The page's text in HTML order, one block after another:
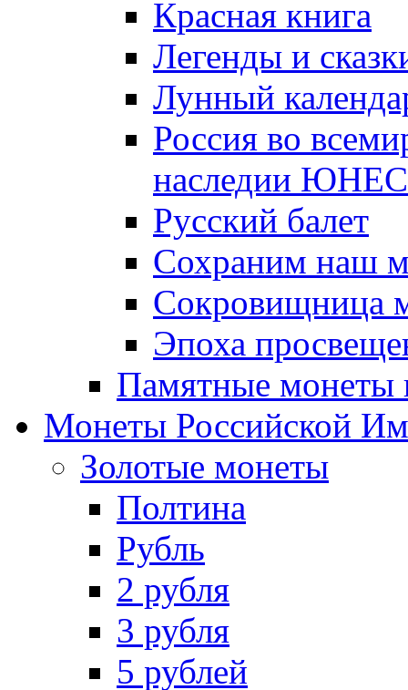
Красная книга
Легенды и
Лунный
Россия во
наследии
Русский балет
Сохраним наш
Сокровищница
Эпоха
Памятные монеты
Монеты Российской
Золотые монеты
Полтина
Рубль
2 рубля
3 рубля
5 рублей